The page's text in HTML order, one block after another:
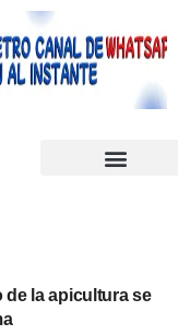
de la apicultura se